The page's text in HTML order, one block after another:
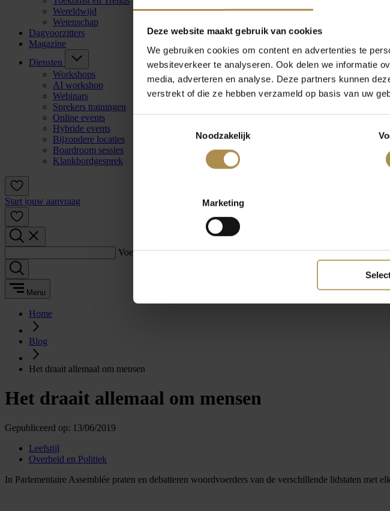
Deze website maakt gebruik van cookies
We gebruiken cookies om content en advertenties te
websiteverkeer te analyseren. Ook delen we informatie
media, adverteren en analyse. Deze partners kunnen
verstrekt of die ze hebben verzameld op basis van uw
Noodzakelijk
Marketing
Wereldwijd
Wetenschap
Dagvoorzitters
Magazine
Diensten
Workshops
AI workshop
Webinars
Sprekers trainingen
Online events
Hybride events
Bijzondere locaties
Boardroom sessies
Klankbordgesprek
Start jouw aanvraag
Voer een zoekterm in:
Menu
Home
Blog
Het draait allemaal om mensen
Het draait allemaal om mensen
Gepubliceerd op: 13/06/2019
Leefstijl
Overheid en Politiek
In Parlementaire Assemblée praten en debatteren woordvoerders van de verschillende lidstaten met